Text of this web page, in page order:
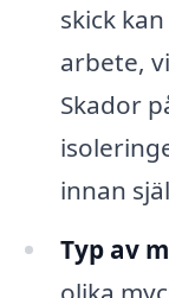
skick
arbete,
Skador
innan
Typ av